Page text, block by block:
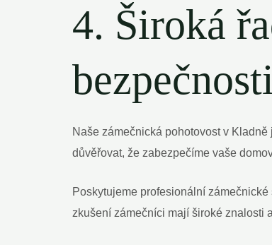
4. Široká
Naše zámečnická pohotovost v
důvěřovat, že zabezpečíme vaše
Poskytujeme profesionální
zkušení zámečníci mají široké znalosti